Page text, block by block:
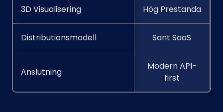
3D Visualisering Hög Prestanda
Distributionsmodell Sant SaaS
Anslutning
Modern API-
first